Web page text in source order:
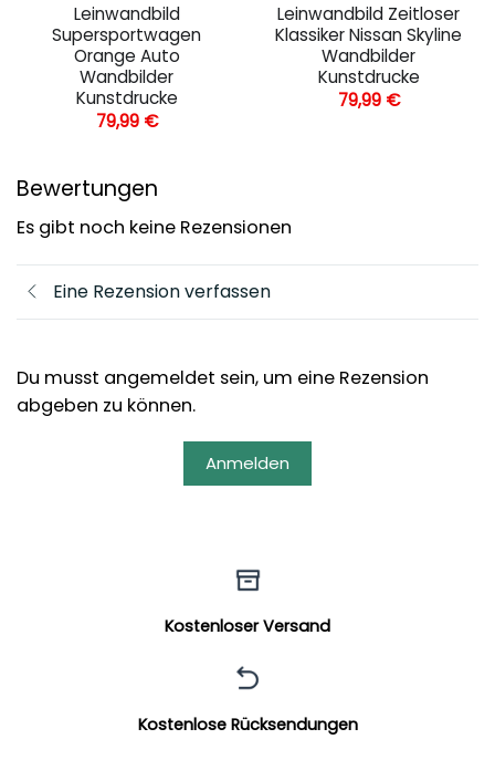
Leinwandbild
Supersportwagen
Orange Auto
Wandbilder
Kunstdrucke
79,99 €
Leinwandbild Zeitloser
Klassiker Nissan Skyline
Wandbilder
Kunstdrucke
79,99 €
Bewertungen
Es gibt noch keine Rezensionen
Eine Rezension verfassen
Du musst angemeldet sein, um eine Rezension
abgeben zu können.
Anmelden
Kostenloser Versand
Kostenlose Rücksendungen